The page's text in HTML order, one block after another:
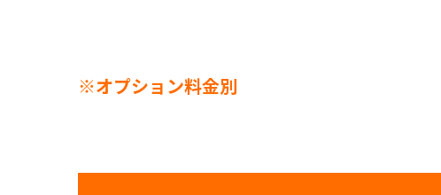
※オプション料金別